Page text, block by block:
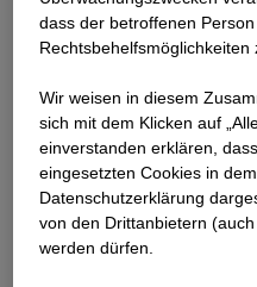
Qualität und soziale
Dies erleichtert uns die
Die Baustoffe, die wir
gesetzlichen
auf optimierte
unserem eigenen
Qualitätskontrollen,
dass der betroffenen
Rechtsbehelfsmöglichkeiten
Wir weisen in diesem
sich mit dem Klicken auf
ein­ver­standen erklären,
eingesetzten Cookies in
Datenschutzerklärung
von den Drittanbietern
werden dürfen.